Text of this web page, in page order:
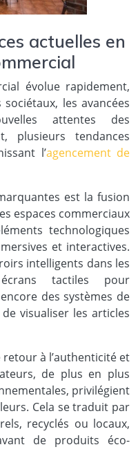
actuelles en
évolue rapidement,
les avancées
attentes des
plusieurs tendances
l’agencement de
est la fusion
espaces commerciaux
technologiques
et interactives.
intelligents dans les
tactiles pour
des systèmes de
visualiser les articles
à l’authenticité et
de plus en plus
privilégient
Cela se traduit par
recyclés ou locaux,
de produits éco-